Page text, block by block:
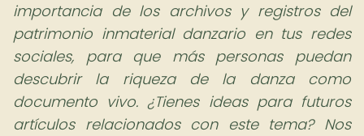
importancia de los archivos y registros del
patrimonio inmaterial danzario en tus redes
sociales, para que más personas puedan
descubrir la riqueza de la danza como
documento vivo. ¿Tienes ideas para futuros
artículos relacionados con este tema? Nos